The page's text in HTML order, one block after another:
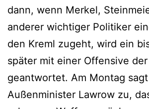
dann, wenn Merkel,
anderer wichtiger Politiker
den Kreml zugeht, wird ein
später mit einer Offensive
geantwortet. Am Montag sagt
Außenminister Lawrow zu,